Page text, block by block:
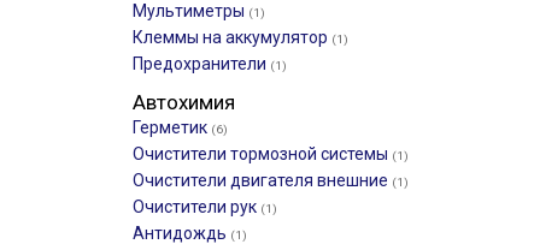
Мультиметры (1)
Клеммы на аккумулятор (1)
Предохранители (1)
Автохимия
Герметик (6)
Очистители тормозной системы (1)
Очистители двигателя внешние (1)
Очистители рук (1)
Антидождь (1)